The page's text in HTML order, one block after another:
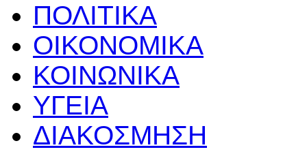
ΠΟΛΙΤΙΚΑ
ΟΙΚΟΝΟΜΙΚΑ
ΚΟΙΝΩΝΙΚΑ
ΥΓΕΙΑ
ΔΙΑΚΟΣΜΗΣΗ